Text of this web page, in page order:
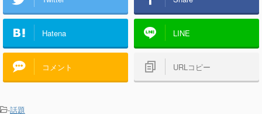
Hatena LINE
コメント URLコピー
-話題